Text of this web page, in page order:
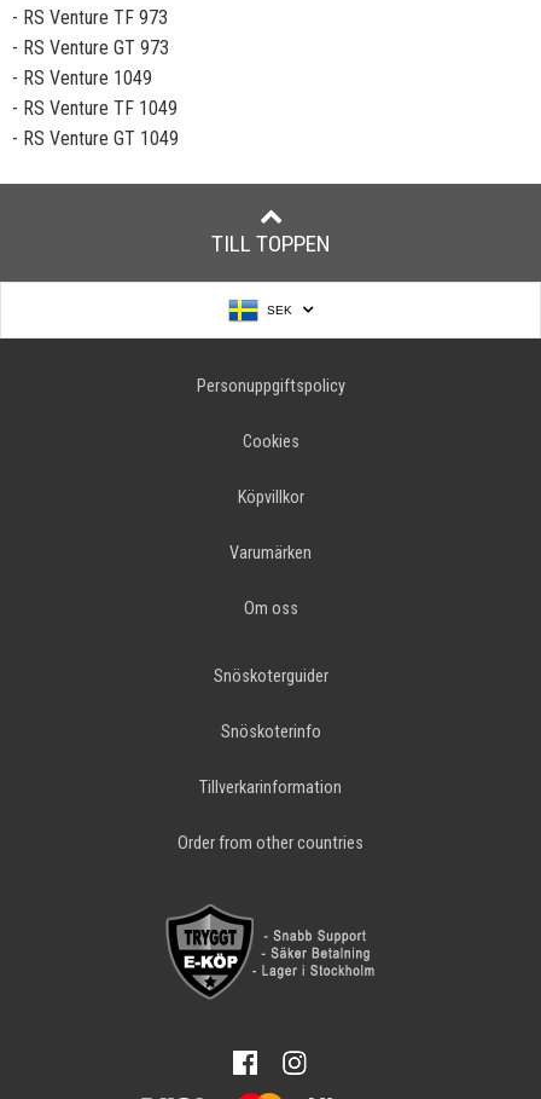
- RS Venture TF 973
- RS Venture GT 973
- RS Venture 1049
- RS Venture TF 1049
- RS Venture GT 1049
TILL TOPPEN
SEK
Personuppgiftspolicy
Cookies
Köpvillkor
Varumärken
Om oss
Snöskoterguider
Snöskoterinfo
Tillverkarinformation
Order from other countries